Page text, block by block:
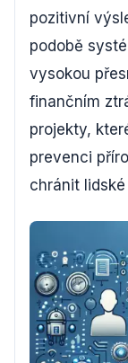
pozitivní
podobě
vysokou
finančním
projekty,
prevenci
chránit